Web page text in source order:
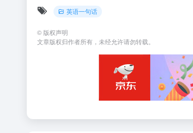
英语一句话
© 版权声明
文章版权归作者所有，未经允许请勿转载。